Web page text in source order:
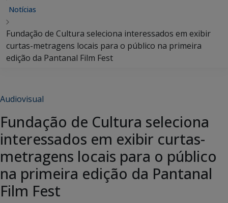
Notícias
Fundação de Cultura seleciona interessados em exibir
curtas-metragens locais para o público na primeira
edição da Pantanal Film Fest
Audiovisual
Fundação de Cultura seleciona
interessados em exibir curtas-
metragens locais para o público
na primeira edição da Pantanal
Film Fest